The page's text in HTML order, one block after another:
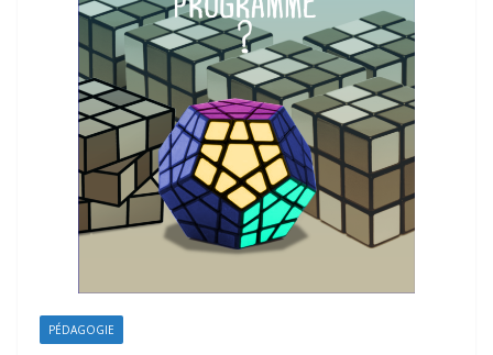
PÉDAGOGIE